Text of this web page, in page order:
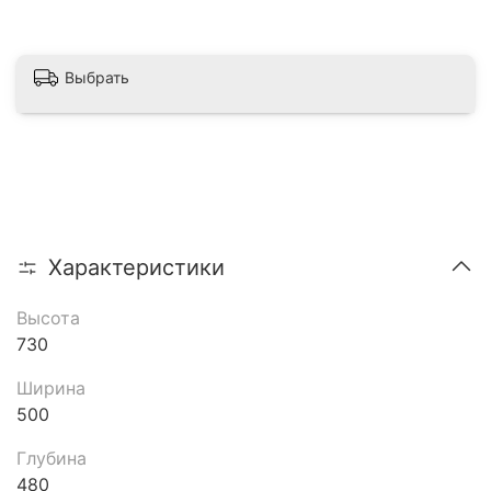
Выбрать
Характеристики
Высота
730
Ширина
500
Глубина
480